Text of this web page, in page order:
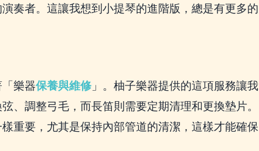
奏者。這讓我想到小提琴的進階版，總是有更多的
樂器保養與維修 」。柚子樂器提供的這項服務讓我
、調整弓毛，而長笛則需要定期清理和更換墊片。
重要，尤其是保持內部管道的清潔，這樣才能確保